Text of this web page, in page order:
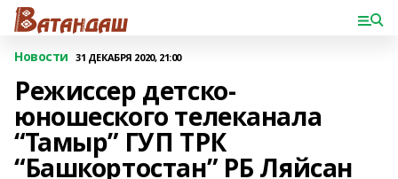
Новости 31 ДЕКАБРЯ 2020, 21:00
Режиссер детско-
юношеского телеканала
“Тамыр” ГУП ТРК
“Башкортостан” РБ Ляйсан